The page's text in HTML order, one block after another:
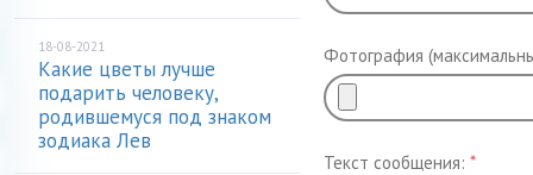
18-08-2021
Какие цветы лучше
подарить человеку,
родившемуся под знаком
зодиака Лев
Фотография
Текст сообщения: *